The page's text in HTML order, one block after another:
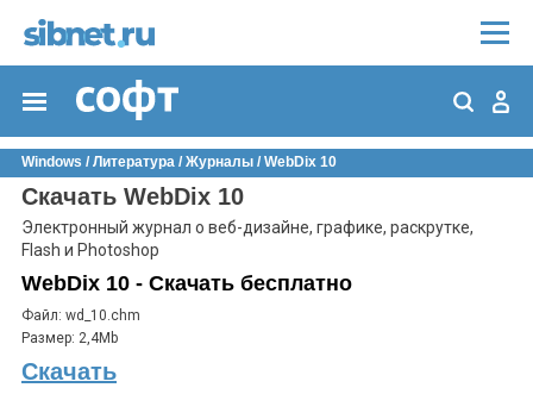
Windows / Литература / Журналы / WebDix 10
Скачать WebDix 10
Электронный журнал о веб-дизайне, графике, раскрутке,
Flash и Photoshop
WebDix 10 - Скачать бесплатно
Файл: wd_10.chm
Размер: 2,4Mb
Скачать